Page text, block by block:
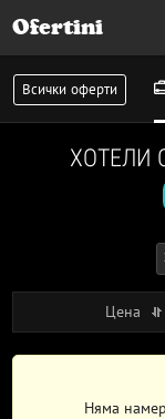
Ofertini
Всички оферти
ХОТЕЛИ
Цена
Няма